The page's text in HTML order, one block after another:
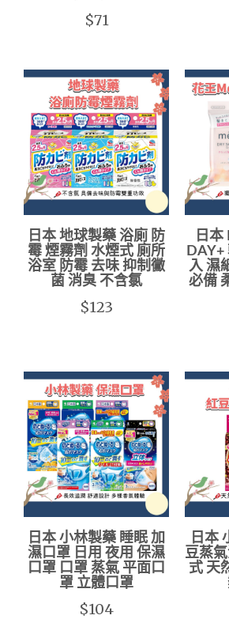
$71
日本 地球製藥 浴廁 防
霉 煙霧劑 水煙式 廁所
浴室 防霉 去味 抑制黴
菌 消臭 不含氯
$123
日
入 濕
必備
日本 小林製藥 睡眠 加
濕口罩 日用 夜用 保濕
口罩 口罩 蒸氣 平面口
罩 立體口罩
$104
日本
豆蒸
式 天